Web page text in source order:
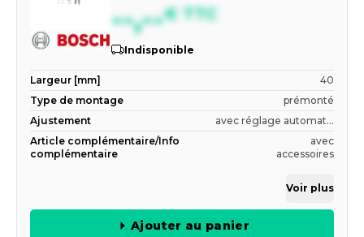
--,--€ TTC
Indisponible
Largeur [mm]
40
Type de montage
prémonté
Ajustement
avec réglage automat...
Article complémentaire/Info
complémentaire
avec
accessoires
Voir plus
Ajouter au panier